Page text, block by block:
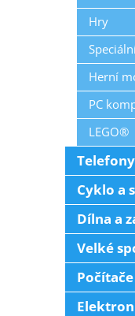
Hry
Herní
PC
LEGO®
Cyklo a
Dílna a
Velké